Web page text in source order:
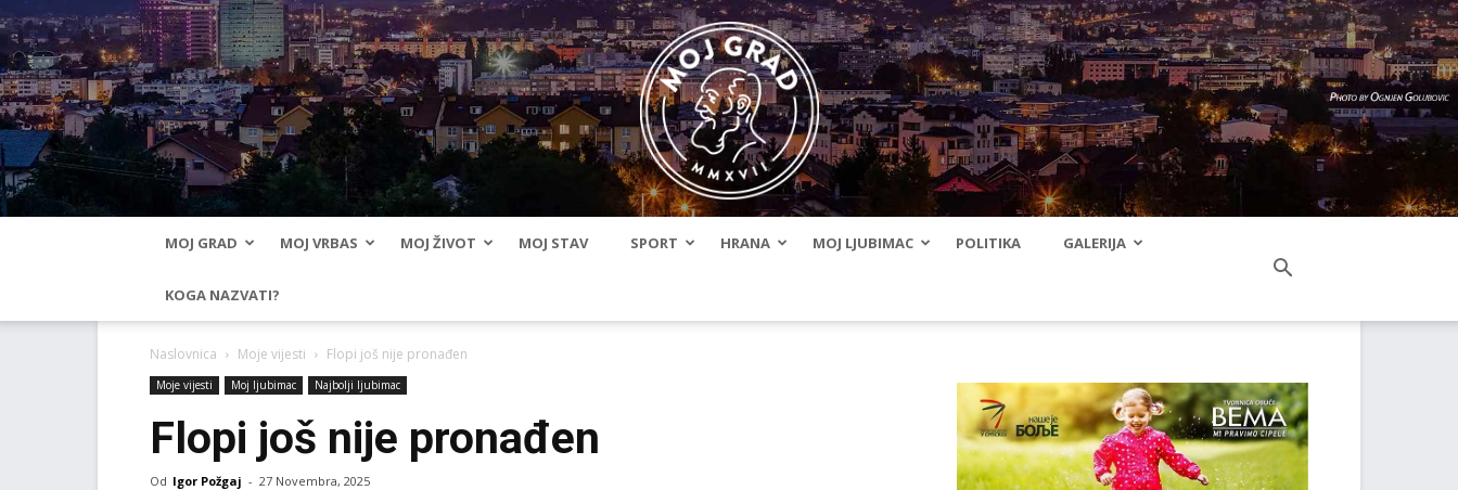
MOJ GRAD MOJ VRBAS MOJ ŽIVOT MOJ STAV SPORT HRANA MOJ LJUBIMAC POLITIKA GALERIJA
KOGA NAZVATI?
Naslovnica Moje vijesti Flopi još nije pronađen
Moje vijesti Moj ljubimac Najbolji ljubimac
Flopi još nije pronađen
Od Igor Požgaj - 27 Novembra, 2025